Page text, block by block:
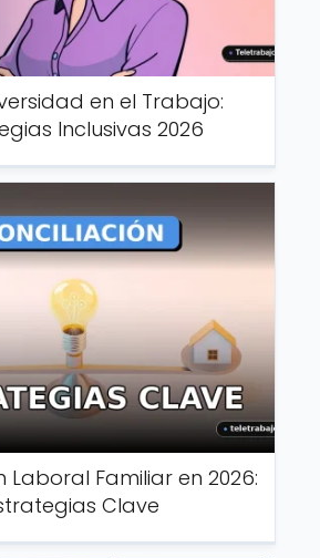
en el Trabajo:
Inclusivas 2026
Laboral Familiar en 2026:
Clave